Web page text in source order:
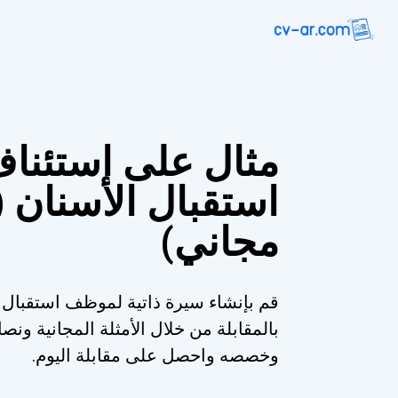
مثال على
استقبال
مجاني)
قم بإنشاء سيرة ذاتية لموظف
بالمقابلة من خلال الأمثلة المجانية
وخصصه واحصل على مقابلة اليوم.